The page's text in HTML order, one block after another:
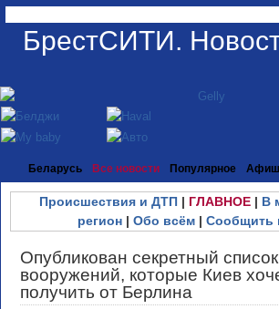
БрестСИТИ.
Беларусь Все новости Популярное
Происшествия и ДТП| ГЛАВНОЕ| В
регион | Обо всём | Сообщить
Опубликован секретный список
вооружений, которые Киев
получить от Берлина